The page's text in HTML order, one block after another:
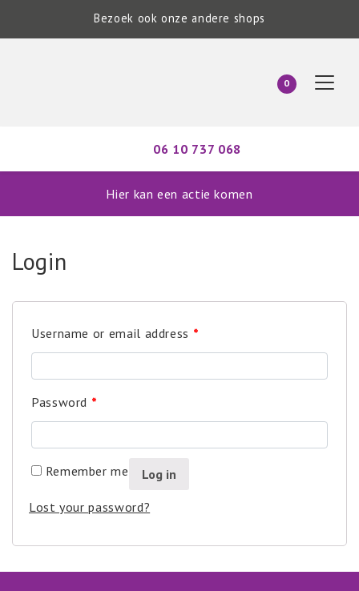
Bezoek ook onze andere shops
0
06 10 737 068
Hier kan een actie komen
Login
Username or email address *
Password *
Remember me Log in
Lost your password?